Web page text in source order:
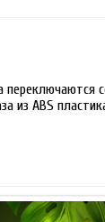
из ABS